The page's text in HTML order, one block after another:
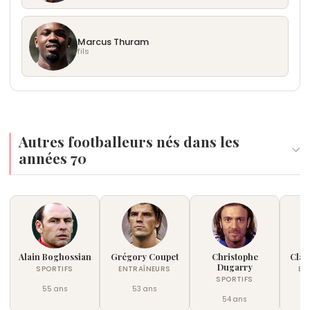
champion à une réflexion sociologique structurée
sur l'égalité et la dignité humaine universelle.
Marcus Thuram
fils
Autres footballeurs nés dans les
années 70
Alain Boghossian
SPORTIFS
55 ans
Grégory Coupet
ENTRAÎNEURS
53 ans
Christophe
Dugarry
SPORTIFS
54 ans